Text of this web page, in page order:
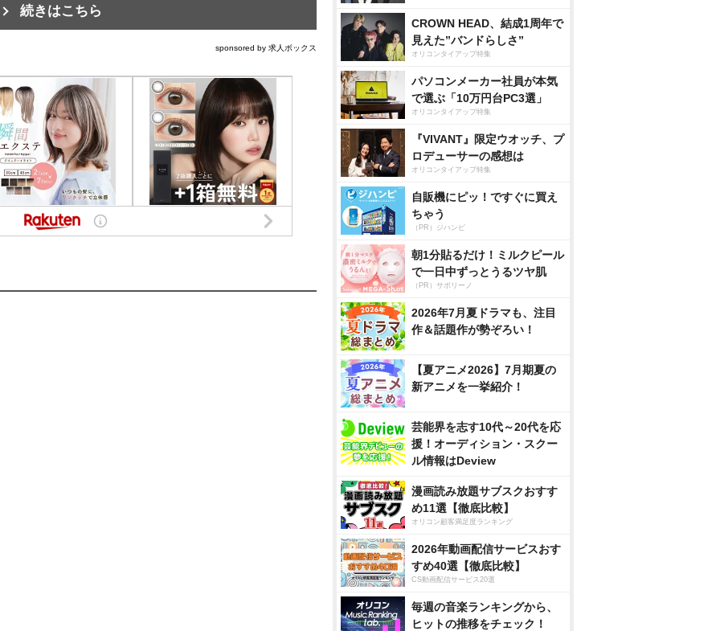
続きはこちら
sponsored by 求人ボックス
CROWN HEAD、結成1周年で
見えた”バンドらしさ”
オリコンタイアップ特集
パソコンメーカー社員が本気
で選ぶ「10万円台PC3選」
オリコンタイアップ特集
『VIVANT』限定ウオッチ、プ
ロデューサーの感想は
オリコンタイアップ特集
自販機にピッ！ですぐに買え
ちゃう
（PR）ジハンピ
朝1分貼るだけ！ミルクピール
で一日中ずっとうるツヤ肌
（PR）サボリーノ
2026年7月夏ドラマも、注目
作＆話題作が勢ぞろい！
【夏アニメ2026】7月期夏の
新アニメを一挙紹介！
芸能界を志す10代～20代を応
援！オーディション・スクー
ル情報はDeview
漫画読み放題サブスクおすす
め11選【徹底比較】
オリコン顧客満足度ランキング
2026年動画配信サービスおす
すめ40選【徹底比較】
CS動画配信サービス20選
毎週の音楽ランキングから、
ヒットの推移をチェック！